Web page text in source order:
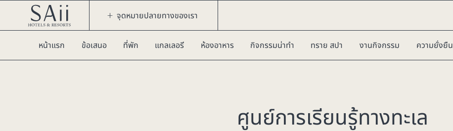
จุดหมายปลายทางของเรา
หน้าแรก ข้อเสนอ ที่พัก แกลเลอรี ห้องอาหาร กิจกรรมน่าทำ ทราย สปา งานกิจกรรม ความยั่งยืน
ศูนย์การเรียนรู้ทางทะเล